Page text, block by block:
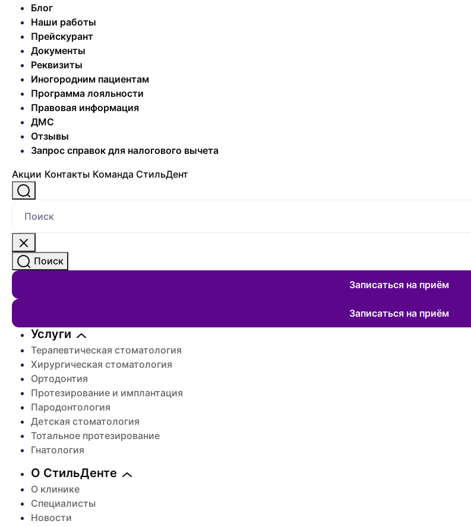
Блог
Наши работы
Прейскурант
Документы
Реквизиты
Иногородним пациентам
Программа лояльности
Правовая информация
ДМС
Отзывы
Запрос справок для налогового вычета
Акции Контакты Команда СтильДент
Поиск
Поиск
Записаться на приём
Записаться на приём
Услуги
Терапевтическая стоматология
Хирургическая стоматология
Ортодонтия
Протезирование и имплантация
Пародонтология
Детская стоматология
Тотальное протезирование
Гнатология
О СтильДенте
О клинике
Специалисты
Новости